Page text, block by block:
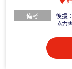
備考 後援
協力